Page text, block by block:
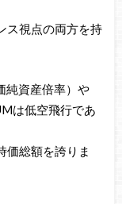
ス視点の両方を持
純資産倍率）や
は低空飛行であ
価総額を誇りま